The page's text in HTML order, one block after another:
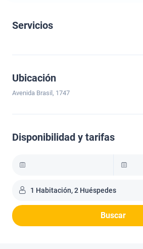
Servicios
Ubicación
Avenida Brasil, 1747
Disponibilidad y tarifas
1 Habitación, 2 Huéspedes
Buscar